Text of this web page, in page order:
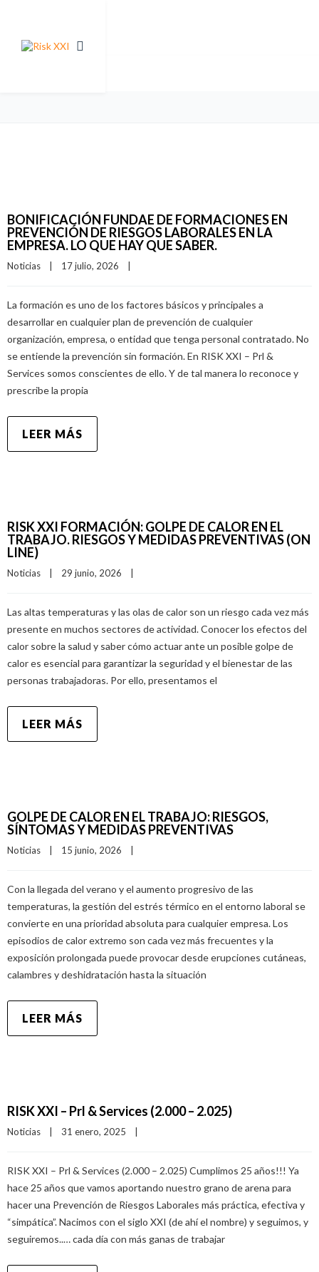
BONIFICACIÓN FUNDAE DE FORMACIONES EN
PREVENCIÓN DE RIESGOS LABORALES EN LA
EMPRESA. LO QUE HAY QUE SABER.
Noticias 17 julio, 2026
La formación es uno de los factores básicos y principales a
desarrollar en cualquier plan de prevención de cualquier
organización, empresa, o entidad que tenga personal contratado. No
se entiende la prevención sin formación. En RISK XXI – Prl &
Services somos conscientes de ello. Y de tal manera lo reconoce y
prescribe la propia
LEER MÁS
RISK XXI FORMACIÓN: GOLPE DE CALOR EN EL
TRABAJO. RIESGOS Y MEDIDAS PREVENTIVAS (ON
LINE)
Noticias 29 junio, 2026
Las altas temperaturas y las olas de calor son un riesgo cada vez más
presente en muchos sectores de actividad. Conocer los efectos del
calor sobre la salud y saber cómo actuar ante un posible golpe de
calor es esencial para garantizar la seguridad y el bienestar de las
personas trabajadoras. Por ello, presentamos el
LEER MÁS
GOLPE DE CALOR EN EL TRABAJO: RIESGOS,
SÍNTOMAS Y MEDIDAS PREVENTIVAS
Noticias 15 junio, 2026
Con la llegada del verano y el aumento progresivo de las
temperaturas, la gestión del estrés térmico en el entorno laboral se
convierte en una prioridad absoluta para cualquier empresa. Los
episodios de calor extremo son cada vez más frecuentes y la
exposición prolongada puede provocar desde erupciones cutáneas,
calambres y deshidratación hasta la situación
LEER MÁS
RISK XXI – Prl & Services (2.000 – 2.025)
Noticias 31 enero, 2025
RISK XXI – Prl & Services (2.000 – 2.025) Cumplimos 25 años!!! Ya
hace 25 años que vamos aportando nuestro grano de arena para
hacer una Prevención de Riesgos Laborales más práctica, efectiva y
“simpática”. Nacimos con el siglo XXI (de ahí el nombre) y seguimos, y
seguiremos..… cada día con más ganas de trabajar